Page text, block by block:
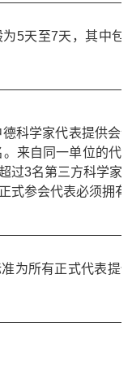
5天至7天，其中包
科学家代表提供会
来自同一单位的代
过3名第三方科学家
式参会代表必须拥有
为所有正式代表提